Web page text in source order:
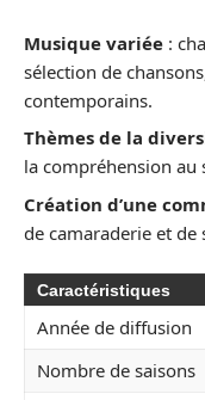
Musique variée :
sélection de
contemporains.
Thèmes de la
la compréhension au
Création d’une
de camaraderie et
Caractéristiques
Année de diffusion
Nombre de saisons